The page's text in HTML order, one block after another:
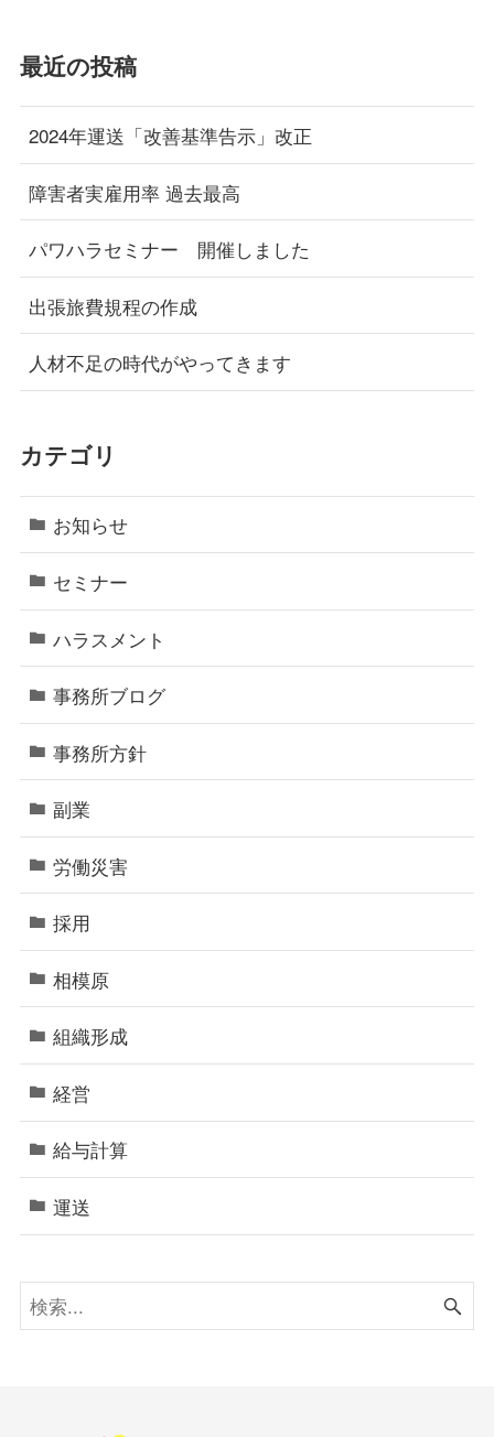
最近の投稿
2024年運送「改善基準告示」改正
障害者実雇用率 過去最高
パワハラセミナー 開催しました
出張旅費規程の作成
人材不足の時代がやってきます
カテゴリ
お知らせ
セミナー
ハラスメント
事務所ブログ
事務所方針
副業
労働災害
採用
相模原
組織形成
経営
給与計算
運送